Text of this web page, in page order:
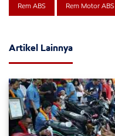
Rem ABS Rem Motor ABS
Artikel Lainnya